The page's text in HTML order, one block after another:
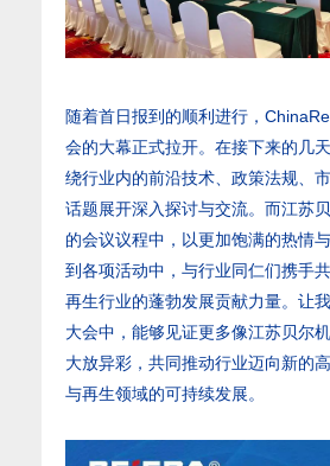
随着首日报到的顺利进行，
会的大幕正式拉开。在接下来的几
绕行业内的前沿技术、政策法规、
话题展开深入探讨与交流。而江苏
的会议议程中，以更加饱满的热情
到各项活动中，与行业同仁们携手
再生行业的蓬勃发展贡献力量。让
大会中，能够见证更多像江苏贝尔
大放异彩，共同推动行业迈向新的
与再生领域的可持续发展。